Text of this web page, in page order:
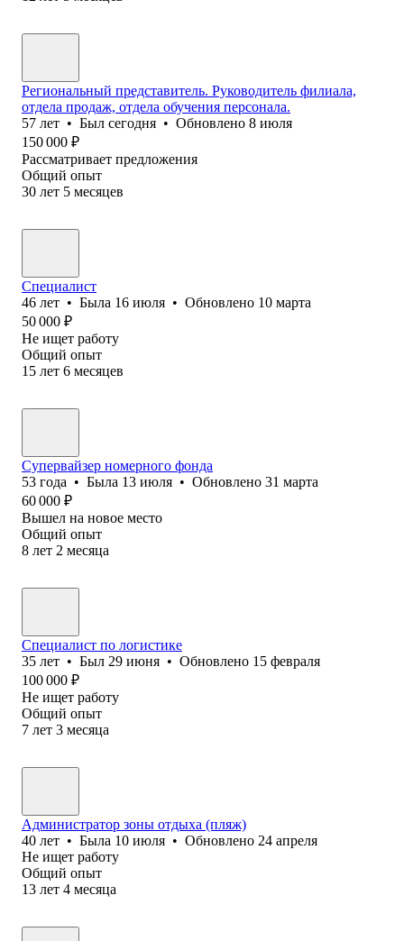
Региональный представитель. Руководитель филиала,
отдела продаж, отдела обучения персонала.
57 лет • Был сегодня • Обновлено 8 июля
150 000 ₽
Рассматривает предложения
Общий опыт
30 лет 5 месяцев
Специалист
46 лет • Была 16 июля • Обновлено 10 марта
50 000 ₽
Не ищет работу
Общий опыт
15 лет 6 месяцев
Супервайзер номерного фонда
53 года • Была 13 июля • Обновлено 31 марта
60 000 ₽
Вышел на новое место
Общий опыт
8 лет 2 месяца
Специалист по логистике
35 лет • Был 29 июня • Обновлено 15 февраля
100 000 ₽
Не ищет работу
Общий опыт
7 лет 3 месяца
Администратор зоны отдыха (пляж)
40 лет • Была 10 июля • Обновлено 24 апреля
Не ищет работу
Общий опыт
13 лет 4 месяца